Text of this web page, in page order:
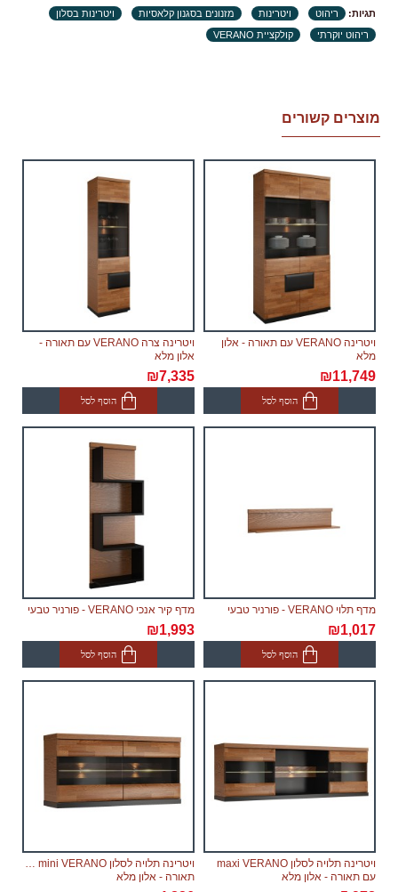
במקרה שבו תידרשנה שימוש במנוף לצורך להובלת
מוצרים, באחריות הלקוח למצוא ולזמן שירותי מנוף
והתשלום עבור שירות זה יהיה מוטל על הלקוח.
.זמני האספקה ​​של כל מוצר מצוינים בנפרד. ימי עבודה
הנספרים (ימים א'-ה' בשבוע, לא כולל ימי שבתון, ערבי חג
וחגים) מיום וידוא ומיצוי המוצר, קבלת אישור לעסקה
מחברת כרטיסי האשראי של הלקוח.
יתכנו עיכובים הקשורים לשילוח הימי בעת הזמנת מחו"ל,
במידה וייחול עיכוב שאינו תלוי בספק, מועד האספקה
יתארך בעוד 30 ימי עבודה ולא יחשב לאיחור.
צוות האתר עושה כל המאמצים על מנת לצמצם זמני
האספקה לשביעות רצון לקוח.
החנות אינה אחראית לכל עיכוב.
ריהוט מקטגוריית " רהיטים מודולריים" הינו מודולרי אשר שומר
לעצמו את הזכות לספק לבצע משלוח עם הגעת המודולים
מהמפעל, תוך 60 ימי עבודה נוספים לאחר אספקת
הסחורה הראשונה לבית הלקוח.
תגיות: ריהוט ויטרינות מזנונים בסגנון קלאסיות
ויטרינות בסלון
ריהוט יוקרתי
קולקציית VERANO
מוצרים קשורים
ויטרינה VERANO עם תאורה - אלון
מלא
₪11,749
הוסף לסל
ויטרינה צרה VERANO עם תאורה -
אלון מלא
₪7,335
הוסף לסל
מדף תלוי VERANO - פורניר טבעי
₪1,017
הוסף לסל
מדף קיר אנכי VERANO - פורניר טבעי
₪1,993
הוסף לסל
ויטרינה תלויה לסלון maxi VERANO
עם תאורה - אלון מלא
ויטרינה תלויה לסלון mini VERANO עם
תאורה - אלון מלא